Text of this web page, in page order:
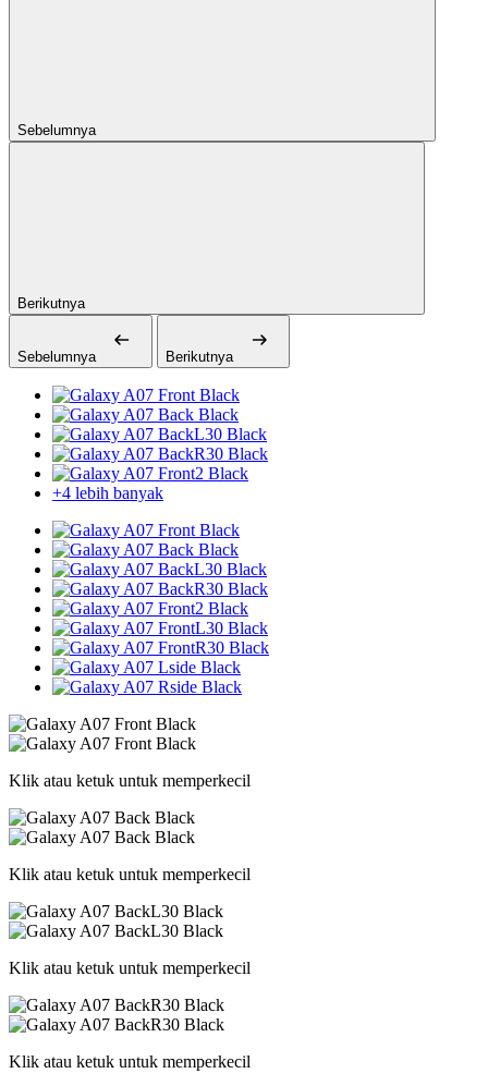
Sebelumnya
Berikutnya
Sebelumnya Berikutnya
+4 lebih banyak
Klik atau ketuk untuk memperkecil
Klik atau ketuk untuk memperkecil
Klik atau ketuk untuk memperkecil
Klik atau ketuk untuk memperkecil